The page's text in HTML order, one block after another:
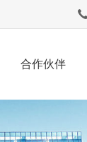
合作伙伴